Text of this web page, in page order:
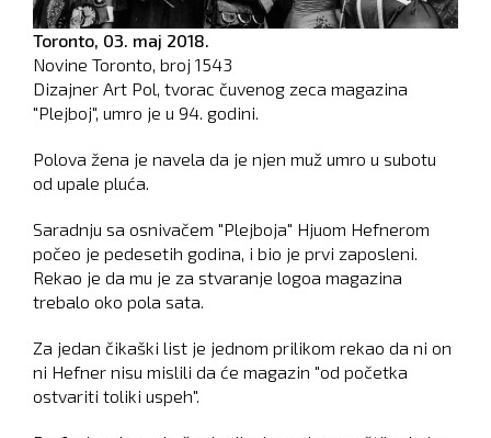
Toronto, 03. maj 2018.
Novine Toronto, broj 1543
Dizajner Art Pol, tvorac čuvenog zeca magazina
"Plejboj", umro je u 94. godini.
Polova žena je navela da je njen muž umro u subotu
od upale pluća.
Saradnju sa osnivačem "Plejboja" Hjuom Hefnerom
počeo je pedesetih godina, i bio je prvi zaposleni.
Rekao je da mu je za stvaranje logoa magazina
trebalo oko pola sata.
Za jedan čikaški list je jednom prilikom rekao da ni on
ni Hefner nisu mislili da će magazin "od početka
ostvariti toliki uspeh".